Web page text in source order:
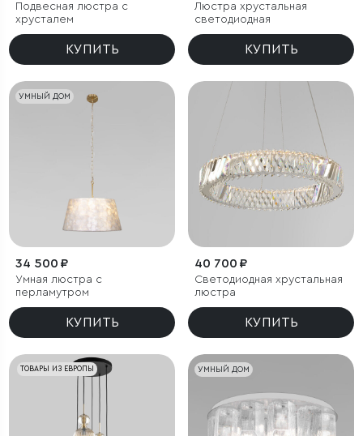
Подвесная люстра с
хрусталем
КУПИТЬ
Люстра хрустальная
светодиодная
КУПИТЬ
УМНЫЙ ДОМ
34 500 ₽
Умная люстра с
перламутром
КУПИТЬ
40 700 ₽
Светодиодная хрустальная
люстра
КУПИТЬ
ТОВАРЫ ИЗ ЕВРОПЫ УМНЫЙ ДОМ